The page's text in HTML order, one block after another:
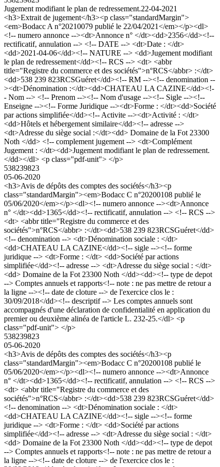
Jugement modifiant le plan de redressement.22-04-2021
<h3>Extrait de jugement</h3><p class="standardMargin">
<em>Bodacc A n°20210079 publié le 22/04/2021</em></p><dl>
<!-- numero annonce --><dt>Annonce n° </dt><dd>2356</dd><!--
rectificatif, annulation --> <!-- DATE --> <dt>Date : </dt>
<dd>2021-04-06</dd><!-- NATURE --> <dd>Jugement modifiant
le plan de redressement</dd><!-- RCS --> <dt> <abbr
title="Registre du commerce et des sociétés">n°RCS</abbr> :</dt>
<dd>538 239 823RCSGuéret</dd><!-- RM --><!-- denomination --
><dt>Dénomination :</dt><dd>CHATEAU LA CAZINE</dd><!-
- Nom --> <!-- Prenom --><!-- Nom d'usage --><!-- Sigle --><!--
Enseigne --><!-- Forme Juridique --><dt>Forme : </dt><dd>Société
par actions simplifiée</dd><!-- Activite --><dt>Activité : </dt>
<dd>Hôtels et hébergement similaire</dd><!-- adresse -->
<dt>Adresse du siège social :</dt><dd> Domaine de la Fot 23300
Noth </dd> <!-- complement jugement --> <dt>Complément
Jugement : </dt><dd>Jugement modifiant le plan de redressement.
</dd></dl> <p class="pdf-unit"> </p>
538239823
05-06-2020
<h3>Avis de dépôts des comptes des sociétés</h3><p
class="standardMargin"><em>Bodacc C n°20200108 publié le
05/06/2020</em></p><dl><!-- numero annonce --><dt>Annonce
n° </dt><dd>1365</dd><!-- rectificatif, annulation --> <!-- RCS -->
<dt> <abbr title="Registre du commerce et des
sociétés">n°RCS</abbr> :</dt><dd>538 239 823RCSGuéret</dd>
<!-- denomination --> <dt>Dénomination sociale : </dt>
<dd>CHATEAU LA CAZINE</dd><!-- sigle --><!-- forme
juridique --> <dt>Forme : </dt> <dd>Société par actions
simplifiée</dd><!-- adresse --> <dt>Adresse du siège social : </dt>
<dd> Domaine de la Fot 23300 Noth </dd><dd><!-- type de depot
--> Comptes annuels et rapports<!-- note : ne pas mettre de retour a
la ligne --><!-- date de cloture --> de l'exercice clos le :
30/09/2018</dd><!-- descriptif --> Les comptes annuels sont
accompagnés d'une déclaration de confidentialité en application du
premier ou deuxième alinéa de l'article L. 232-25.</dl> <p
class="pdf-unit"> </p>
538239823
05-06-2020
<h3>Avis de dépôts des comptes des sociétés</h3><p
class="standardMargin"><em>Bodacc C n°20200108 publié le
05/06/2020</em></p><dl><!-- numero annonce --><dt>Annonce
n° </dt><dd>1365</dd><!-- rectificatif, annulation --> <!-- RCS -->
<dt> <abbr title="Registre du commerce et des
sociétés">n°RCS</abbr> :</dt><dd>538 239 823RCSGuéret</dd>
<!-- denomination --> <dt>Dénomination sociale : </dt>
<dd>CHATEAU LA CAZINE</dd><!-- sigle --><!-- forme
juridique --> <dt>Forme : </dt> <dd>Société par actions
simplifiée</dd><!-- adresse --> <dt>Adresse du siège social : </dt>
<dd> Domaine de la Fot 23300 Noth </dd><dd><!-- type de depot
--> Comptes annuels et rapports<!-- note : ne pas mettre de retour a
la ligne --><!-- date de cloture --> de l'exercice clos le :